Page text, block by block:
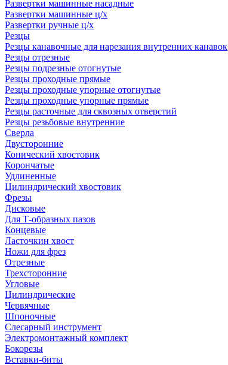
Развертки машинные насадные
Развертки машинные ц/х
Развертки ручные ц/х
Резцы
Резцы канавочные для нарезания внутренних канавок
Резцы отрезные
Резцы подрезные отогнутые
Резцы проходные прямые
Резцы проходные упорные отогнутые
Резцы проходные упорные прямые
Резцы расточные для сквозных отверстий
Резцы резьбовые внутренние
Сверла
Двусторонние
Конический хвостовик
Корончатые
Удлиненные
Цилиндрический хвостовик
Фрезы
Дисковые
Для Т-образных пазов
Концевые
Ласточкин хвост
Ножи для фрез
Отрезные
Трехсторонние
Угловые
Цилиндрические
Червячные
Шпоночные
Слесарный инструмент
Электромонтажный комплект
Бокорезы
Вставки-биты